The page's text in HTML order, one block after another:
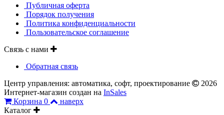
Публичная оферта
Порядок получения
Политика конфиденциальности
Пользовательское соглашение
Связь с нами
Обратная связь
Центр управления: автоматика, софт, проектирование
2026
Интернет-магазин создан на InSales
Корзина 0
наверх
Каталог